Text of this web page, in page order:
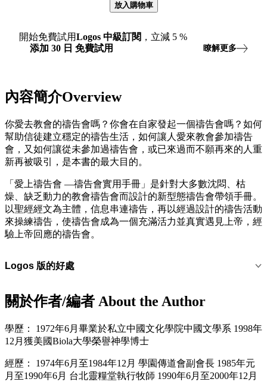
放入購物車
開始免費試用Logos 中級訂閱 ，立減 5 %
添加 30 日 免費試用 瞭解更多
內容簡介Overview
你愛去教會的禱告會嗎？你會在自家發起一個禱告會嗎？如何
幫助信徒建立穩定的禱告生活，如何讓人愛來教會參加禱告
會，又如何讓從未參加過禱告會，或已來過而不願再來的人重
新再被吸引，是本書的最大目的。
「愛上禱告會 —禱告會實用手冊」是針對大多數沈悶、枯
燥、缺乏動力的教會禱告會而設計的新型態禱告會帶領手冊。
以聖經經文為主體，信息串連禱告，再以經過設計的禱告活動
來操練禱告，使禱告會成為一個充滿活力並真實遇見上帝，經
驗上帝回應的禱告會。
Logos 版的好處
關於作者/編者 About the Author
學歷： 1972年6月畢業於私立中國文化學院中國文學系 1998年
12月獲美國Biola大學榮譽神學博士
經歷： 1974年6月至1984年12月 學園傳道會副會長 1985年元
月至1990年6月 台北靈糧堂執行牧師 1990年6月至2000年12月